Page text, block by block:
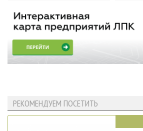
РЕКОМЕНДУЕМ ПОСЕТИТЬ